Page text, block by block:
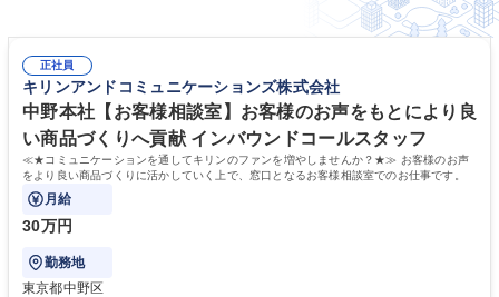
正社員
キリンアンドコミュニケーションズ株式会社
中野本社【お客様相談室】お客様のお声をもとにより良
い商品づくりへ貢献 インバウンドコールスタッフ
≪★コミュニケーションを通してキリンのファンを増やしませんか？★≫ お客様のお声
をより良い商品づくりに活かしていく上で、窓口となるお客様相談室でのお仕事です。
月給
30万円
勤務地
東京都中野区